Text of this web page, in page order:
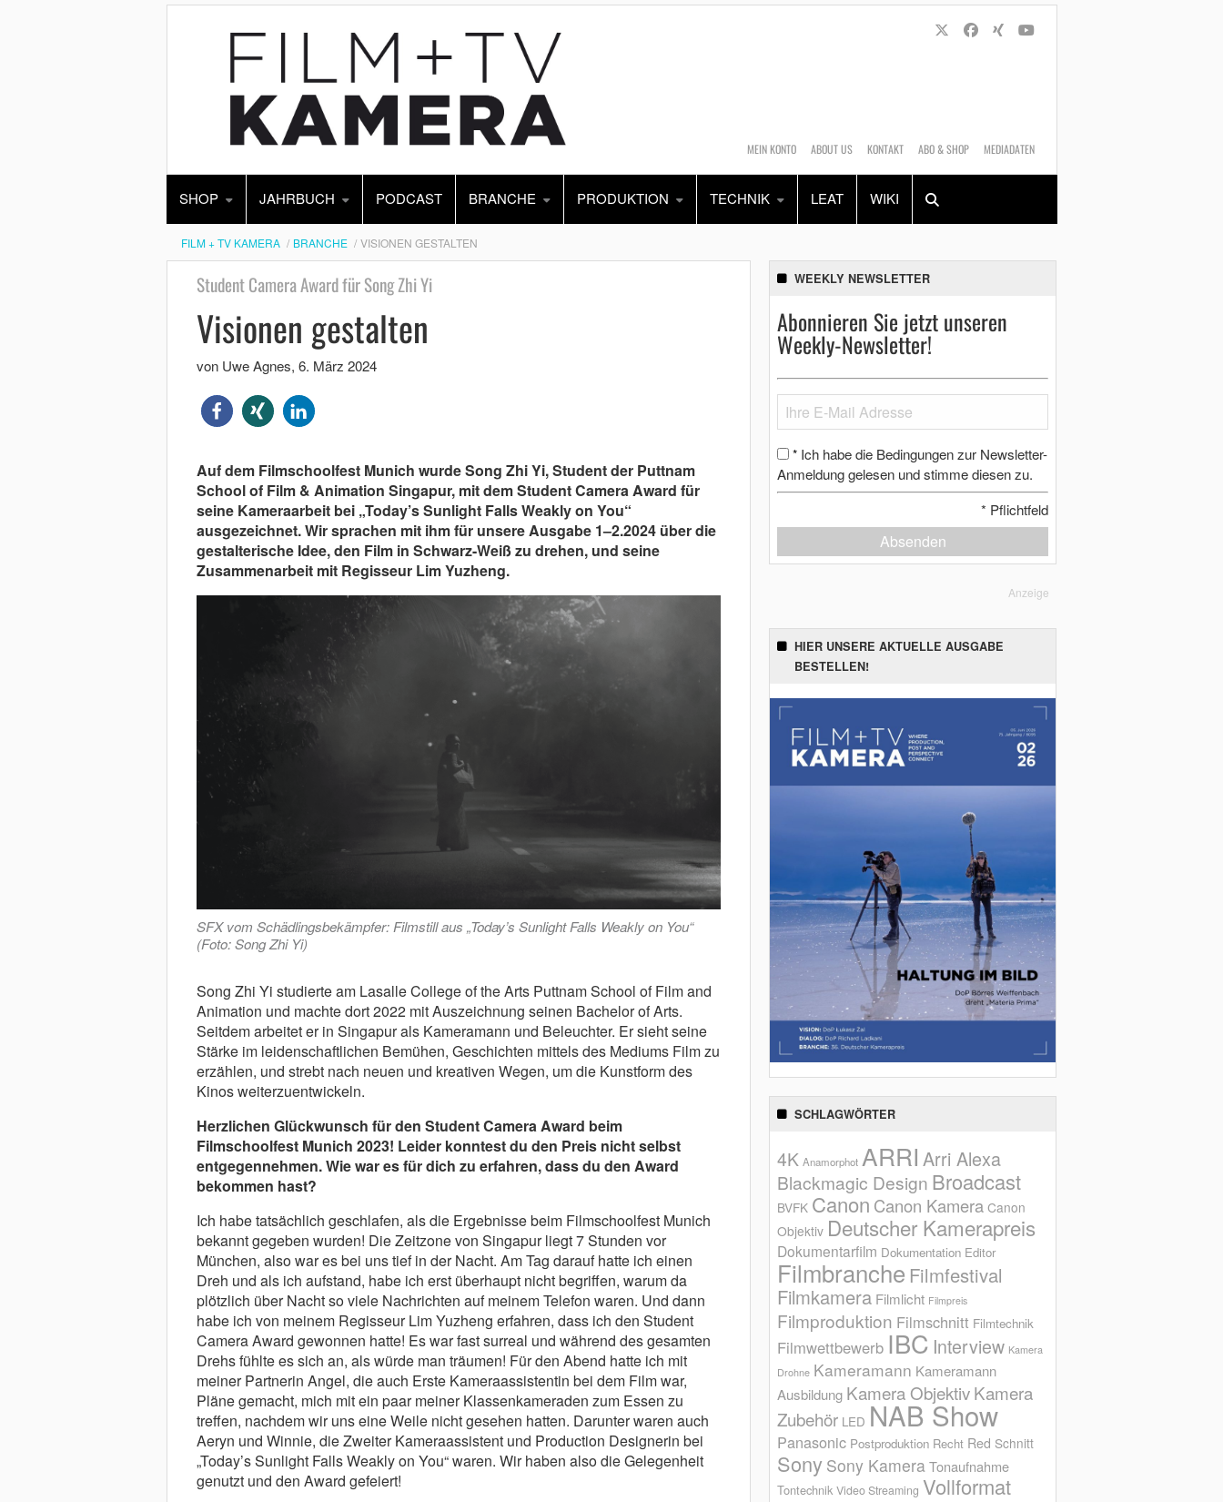
MEIN KONTO ABOUT US KONTAKT ABO & SHOP MEDIADATEN
SHOP JAHRBUCH PODCAST BRANCHE PRODUKTION TECHNIK LEAT WIKI
Alles Shop
FILM + TV KAMERA BRANCHE VISIONEN GESTALTEN
Student Camera Award für Song Zhi Yi
Visionen gestalten
von Uwe Agnes, 6. März 2024
Auf dem Filmschoolfest Munich wurde Song Zhi Yi, Student der Puttnam
School of Film & Animation Singapur, mit dem Student Camera Award für
seine Kameraarbeit bei „Today’s Sunlight Falls Weakly on You“
ausgezeichnet. Wir sprachen mit ihm für unsere Ausgabe 1–2.2024 über die
gestalterische Idee, den Film in Schwarz-Weiß zu drehen, und seine
Zusammenarbeit mit Regisseur Lim Yuzheng.
SFX vom Schädlingsbekämpfer: Filmstill aus „Today’s Sunlight Falls Weakly on You“
(Foto: Song Zhi Yi)
Song Zhi Yi studierte am Lasalle College of the Arts Puttnam School of Film and
Animation und machte dort 2022 mit Auszeichnung seinen Bachelor of Arts.
Seitdem arbeitet er in Singapur als Kameramann und Beleuchter. Er sieht seine
Stärke im leidenschaftlichen Bemühen, Geschichten mittels des Mediums Film zu
erzählen, und strebt nach neuen und kreativen Wegen, um die Kunstform des
Kinos weiterzuentwickeln.
Herzlichen Glückwunsch für den Student Camera Award beim
Filmschoolfest Munich 2023! Leider konntest du den Preis nicht selbst
entgegennehmen. Wie war es für dich zu erfahren, dass du den Award
bekommen hast?
Ich habe tatsächlich geschlafen, als die Ergebnisse beim Filmschoolfest Munich
bekannt gegeben wurden! Die Zeitzone von Singapur liegt 7 Stunden vor
München, also war es bei uns tief in der Nacht. Am Tag darauf hatte ich einen
Dreh und als ich aufstand, habe ich erst überhaupt nicht begriffen, warum da
plötzlich über Nacht so viele Nachrichten auf meinem Telefon waren. Und dann
habe ich von meinem Regisseur Lim Yuzheng erfahren, dass ich den Student
Camera Award gewonnen hatte! Es war fast surreal und während des gesamten
Drehs fühlte es sich an, als würde man träumen! Für den Abend hatte ich mit
meiner Partnerin Angel, die auch Erste Kameraassistentin bei dem Film war,
Pläne gemacht, mich mit ein paar meiner Klassenkameraden zum Essen zu
treffen, nachdem wir uns eine Weile nicht gesehen hatten. Darunter waren auch
Aeryn und Winnie, die Zweiter Kameraassistent und Production Designerin bei
„Today’s Sunlight Falls Weakly on You“ waren. Wir haben also die Gelegenheit
genutzt und den Award gefeiert!
WEEKLY NEWSLETTER
Abonnieren Sie jetzt unseren
Weekly-Newsletter!
* Ich habe die Bedingungen zur Newsletter-
Anmeldung gelesen und stimme diesen zu.
* Pflichtfeld
Absenden
Anzeige
HIER UNSERE AKTUELLE AUSGABE
BESTELLEN!
SCHLAGWÖRTER
4K Anamorphot ARRI Arri Alexa
Blackmagic Design Broadcast
BVFK Canon Canon Kamera Canon
Objektiv Deutscher Kamerapreis
Dokumentarfilm Dokumentation Editor
Filmbranche Filmfestival
Filmkamera Filmlicht Filmpreis
Filmproduktion Filmschnitt Filmtechnik
Filmwettbewerb IBC Interview Kamera
Drohne Kameramann Kameramann
Ausbildung Kamera ObjektivKamera
Zubehör LED NAB Show
Panasonic Postproduktion Recht Red Schnitt
Sony Sony KameraTonaufnahme
Tontechnik Video Streaming Vollformat